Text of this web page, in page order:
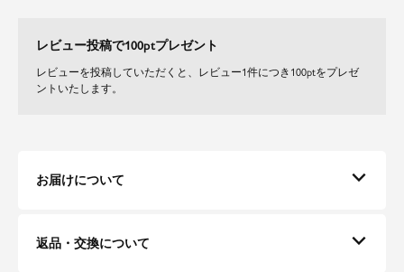
レビュー投稿で100ptプレゼント
レビューを投稿していただくと、レビュー1件につき100ptをプレゼ
ントいたします。
お届けについて
返品・交換について